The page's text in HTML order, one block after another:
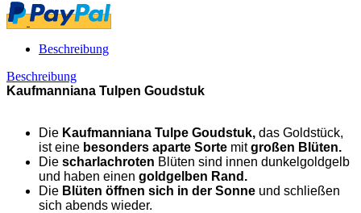
Beschreibung
Beschreibung
Kaufmanniana Tulpen Goudstuk
Die Kaufmanniana Tulpe Goudstuk, das Goldstück,
ist eine besonders aparte Sorte mitgroßen Blüten.
Die scharlachroten Blüten sind innen dunkelgoldgelb
und haben einen goldgelben Rand.
Die Blüten öffnen sich in der Sonne und schließen
sich abends wieder.